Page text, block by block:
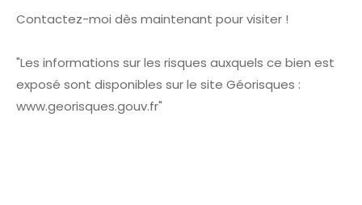
Contactez-moi dès maintenant pour visiter !
"Les informations sur les risques auxquels ce bien est
exposé sont disponibles sur le site Géorisques :